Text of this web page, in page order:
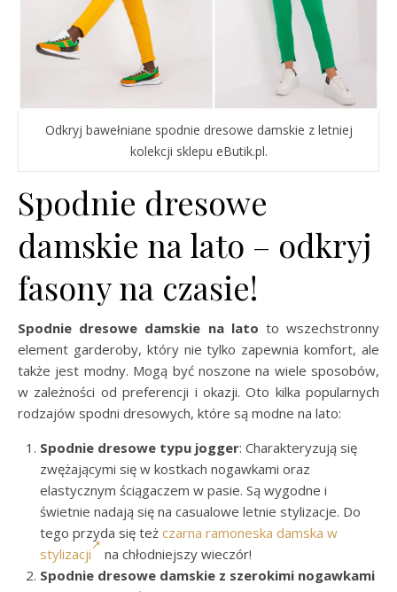
Odkryj bawełniane spodnie dresowe damskie z letniej
kolekcji sklepu eButik.pl.
Spodnie dresowe
damskie na lato – odkryj
fasony na czasie!
Spodnie dresowe damskie na lato to wszechstronny
element garderoby, który nie tylko zapewnia komfort, ale
także jest modny. Mogą być noszone na wiele sposobów,
w zależności od preferencji i okazji. Oto kilka popularnych
rodzajów spodni dresowych, które są modne na lato:
Spodnie dresowe typu jogger: Charakteryzują się
zwężającymi się w kostkach nogawkami oraz
elastycznym ściągaczem w pasie. Są wygodne i
świetnie nadają się na casualowe letnie stylizacje. Do
tego przyda się też czarna ramoneska damska w
stylizacji
na chłodniejszy wieczór!
Spodnie dresowe damskie z szerokimi nogawkami